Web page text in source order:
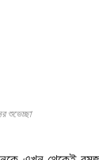
শুভেচ্ছা